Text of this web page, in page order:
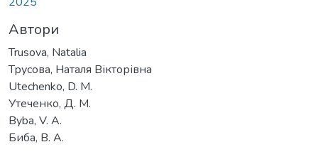
Автори
Trusova, Natalia
Трусова, Наталя Вікторівна
Utechenko, D. M.
Утеченко, Д. М.
Byba, V. A.
Биба, В. А.